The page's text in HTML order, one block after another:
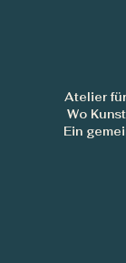
Atelier
Wo
Ein